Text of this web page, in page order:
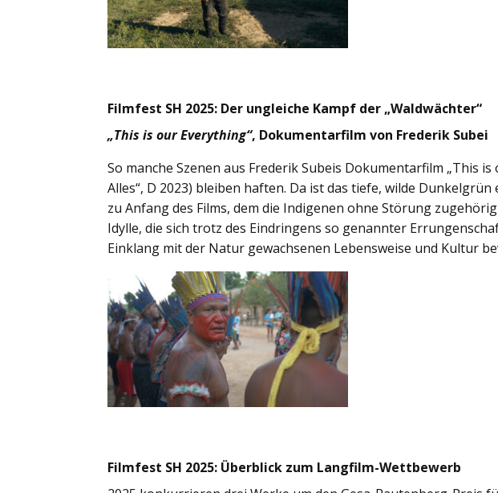
Filmfest SH 2025: Der ungleiche Kampf der „Waldwächter“
„This is our Everything“, Dokumentarfilm von Frederik Subei
So manche Szenen aus Frederik Subeis Dokumentarfilm „This
Alles“, D 2023) bleiben haften. Da ist das tiefe, wilde
zu Anfang des Films, dem die Indigenen ohne Störung
Idylle, die sich trotz des Eindringens so genannter
Einklang mit der Natur gewachsenen Lebensweise und Kultur
Filmfest SH 2025: Überblick zum Langfilm-Wettbewerb